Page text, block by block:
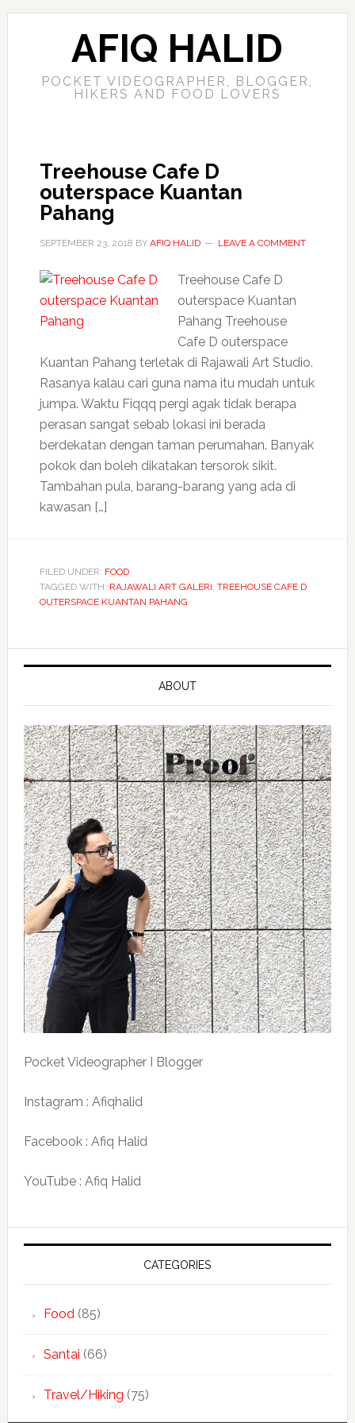
AFIQ HALID
POCKET VIDEOGRAPHER, BLOGGER,
HIKERS AND FOOD LOVERS
Treehouse Cafe D
outerspace Kuantan
Pahang
SEPTEMBER 23, 2018 BY AFIQ HALID LEAVE A COMMENT
Treehouse Cafe D
outerspace Kuantan
Pahang Treehouse
Cafe D outerspace
Kuantan Pahang terletak di Rajawali Art Studio.
Rasanya kalau cari guna nama itu mudah untuk
jumpa. Waktu Fiqqq pergi agak tidak berapa
perasan sangat sebab lokasi ini berada
berdekatan dengan taman perumahan. Banyak
pokok dan boleh dikatakan tersorok sikit.
Tambahan pula, barang-barang yang ada di
kawasan […]
FILED UNDER: FOOD
TAGGED WITH: RAJAWALI ART GALERI, TREEHOUSE CAFE D
OUTERSPACE KUANTAN PAHANG
ABOUT
Pocket Videographer I Blogger
Instagram : Afiqhalid
Facebook : Afiq Halid
YouTube : Afiq Halid
CATEGORIES
Food(85)
Santai (66)
Travel/Hiking (75)